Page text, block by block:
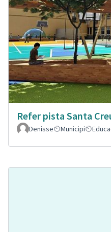
Refer pista Santa
Denisse
Municipi